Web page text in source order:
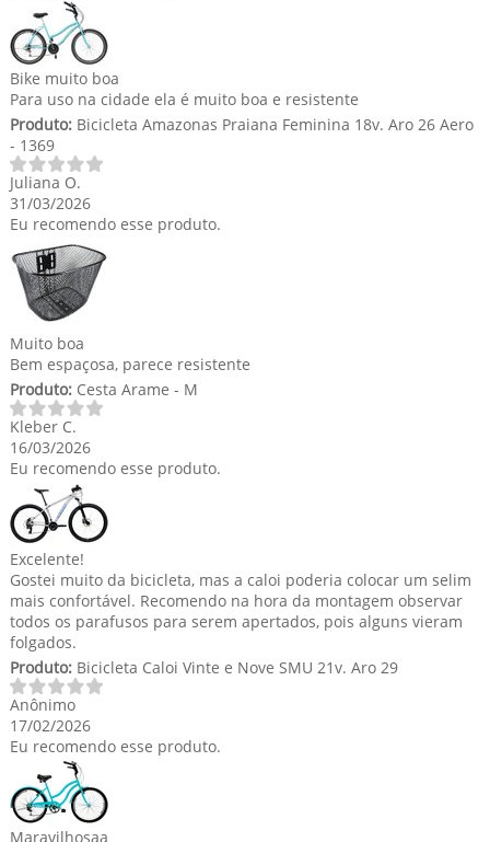
Bike muito boa
Para uso na cidade ela é muito boa e resistente
Produto:Bicicleta Amazonas Praiana Feminina 18v. Aro 26 Aero
- 1369
Juliana O.
31/03/2026
Eu recomendo esse produto.
Muito boa
Bem espaçosa, parece resistente
Produto:Cesta Arame - M
Kleber C.
16/03/2026
Eu recomendo esse produto.
Excelente!
Gostei muito da bicicleta, mas a caloi poderia colocar um selim
mais confortável. Recomendo na hora da montagem observar
todos os parafusos para serem apertados, pois alguns vieram
folgados.
Produto:Bicicleta Caloi Vinte e Nove SMU 21v. Aro 29
Anônimo
17/02/2026
Eu recomendo esse produto.
Maravilhosaa